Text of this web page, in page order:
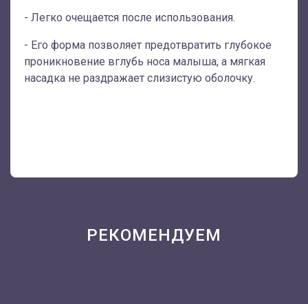
- Легко очещается после использования.
- Его форма позволяет предотвратить глубокое
проникновение вглубь носа малыша, а мягкая
насадка не раздражает слизистую оболочку.
РЕКОМЕНДУЕМ